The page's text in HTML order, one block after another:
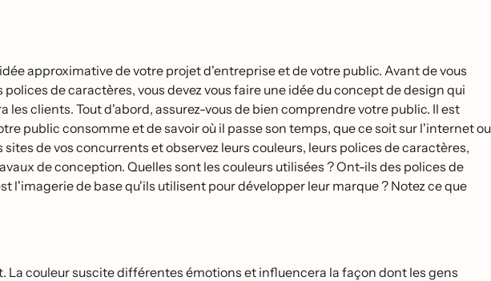
approximative de votre projet d'entreprise et de votre public. Avant de vous
de caractères, vous devez vous faire une idée du concept de design qui
clients. Tout d'abord, assurez-vous de bien comprendre votre public. Il est
public consomme et de savoir où il passe son temps, que ce soit sur l'internet ou
de vos concurrents et observez leurs couleurs, leurs polices de caractères,
de conception. Quelles sont les couleurs utilisées ? Ont-ils des polices de
l'imagerie de base qu'ils utilisent pour développer leur marque ? Notez ce que
La couleur suscite différentes émotions et influencera la façon dont les gens